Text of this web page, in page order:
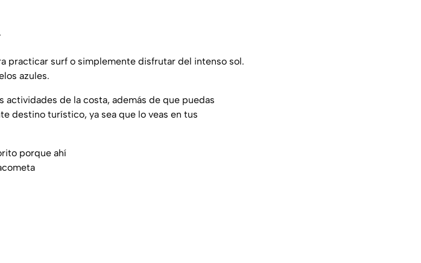
practicar surf o simplemente disfrutar del intenso sol.
azules.
actividades de la costa, además de que puedas
destino turístico, ya sea que lo veas en tus
porque ahí